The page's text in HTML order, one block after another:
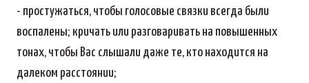
- простужаться, чтобы голосовые связки всегда были
воспалены; кричать или разговаривать на повышенных
тонах, чтобы Вас слышали даже те, кто находится на
далеком расстоянии;